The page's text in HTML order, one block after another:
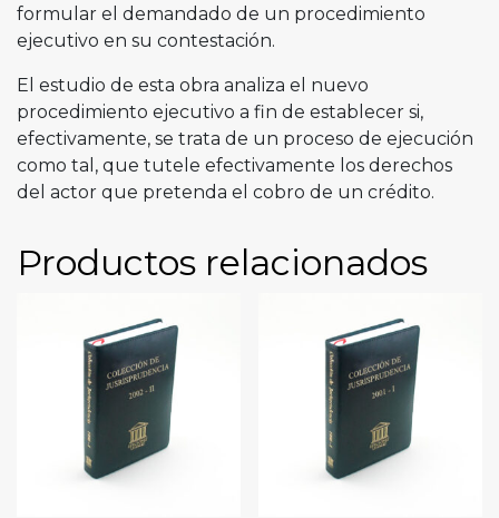
formular el demandado de un procedimiento
ejecutivo en su contestación.
El estudio de esta obra analiza el nuevo
procedimiento ejecutivo a fin de establecer si,
efectivamente, se trata de un proceso de ejecución
como tal, que tutele efectivamente los derechos
del actor que pretenda el cobro de un crédito.
Productos relacionados